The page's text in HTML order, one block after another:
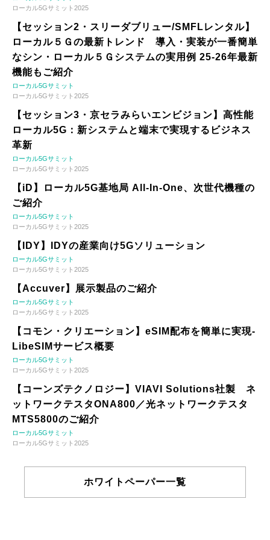
ローカル5Gサミット2025
【セッション2・スリーダブリュー/SMFLレンタル】
ローカル５Ｇの最新トレンド 導入・実装が一番簡単
なシン・ローカル５Ｇシステムの実用例 25-26年最新
機能もご紹介
ローカル5Gサミット
ローカル5Gサミット2025
【セッション3・京セラみらいエンビジョン】高性能
ローカル5G：新システムと端末で実現するビジネス
革新
ローカル5Gサミット
ローカル5Gサミット2025
【iD】ローカル5G基地局 All-In-One、次世代機種の
ご紹介
ローカル5Gサミット
ローカル5Gサミット2025
【IDY】IDYの産業向け5Gソリューション
ローカル5Gサミット
ローカル5Gサミット2025
【Accuver】展示製品のご紹介
ローカル5Gサミット
ローカル5Gサミット2025
【コモン・クリエーション】eSIM配布を簡単に実現-
LibeSIMサービス概要
ローカル5Gサミット
ローカル5Gサミット2025
【コーンズテクノロジー】VIAVI Solutions社製 ネ
ットワークテスタONA800／光ネットワークテスタ
MTS5800のご紹介
ローカル5Gサミット
ローカル5Gサミット2025
ホワイトペーパー一覧